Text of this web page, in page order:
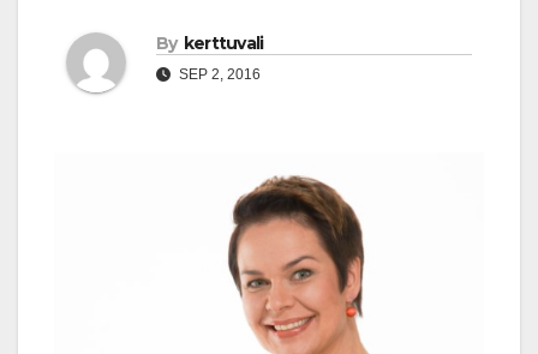
By kerttuvali
SEP 2, 2016